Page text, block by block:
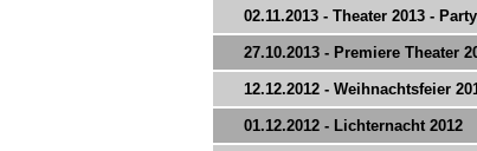
02.11.2013 - Theater 2013 - Party
27.10.2013 - Premiere Theater
12.12.2012 - Weihnachtsfeier
01.12.2012 - Lichternacht 2012